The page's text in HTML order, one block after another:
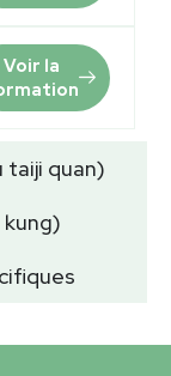
Voir la
taiji quan)
kung)